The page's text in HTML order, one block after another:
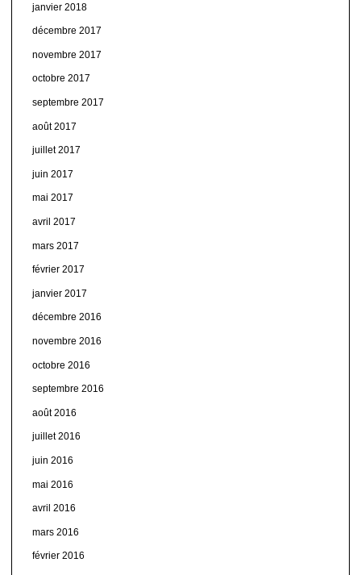
janvier 2018
décembre 2017
novembre 2017
octobre 2017
septembre 2017
août 2017
juillet 2017
juin 2017
mai 2017
avril 2017
mars 2017
février 2017
janvier 2017
décembre 2016
novembre 2016
octobre 2016
septembre 2016
août 2016
juillet 2016
juin 2016
mai 2016
avril 2016
mars 2016
février 2016